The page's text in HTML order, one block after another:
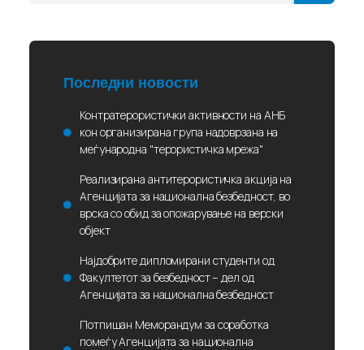
Последни новости
Контратерористички активности на АНБ
кон организирана група надоврзана на
меѓународна "терористичка мрежа"
Реализирана антитерористичка акција на
Агенцијата за национална безбедност, во
врска со обид за опожарување на верски
објект
Најдобрите дипломирани студенти од
Факултетот за безбедност – дел од
Агенцијата за национална безбедност
Потпишан Меморандум за соработка
помеѓу Агенцијата за национална